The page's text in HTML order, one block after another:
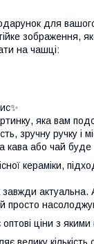
для
зображення,
на чашці:
яка вам
зручну ручку і
або чай
кераміки,
актуальна.
просто
ціни з
велику